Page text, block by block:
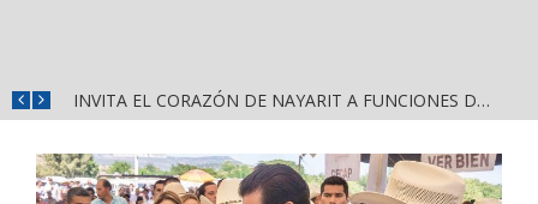
INVITA EL CORAZÓN DE NAYARIT A FUNCIONES DE CINE GRATUITAS EN LA CONCHA ACÚSTICA